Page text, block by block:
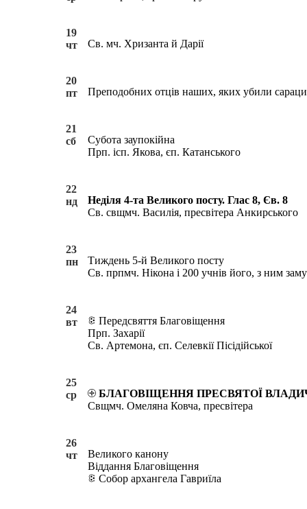
19
чт
Св. мч. Хризанта й Дарії
20
пт
Преподобних отців наших, яких убили
21
сб
Субота заупокійна
Прп. ісп. Якова, єп. Катанського
22
нд
Неділя 4-та Великого посту. Глас 8, Єв. 8
Св. свщмч. Василія, пресвітера Анкирського
23
пн
Тиждень 5-й Великого посту
Св. прпмч. Нікона і 200 учнів його, з ним
24
вт
Передсвяття Благовіщення
Прп. Захарії
Св. Артемона, єп. Селевкії Пісідійської
25
ср
БЛАГОВІЩЕННЯ ПРЕСВЯТОЇ
Свщмч. Омеляна Ковча, пресвітера
26
чт
Великого канону
Віддання Благовіщення
Собор архангела Гавриїла